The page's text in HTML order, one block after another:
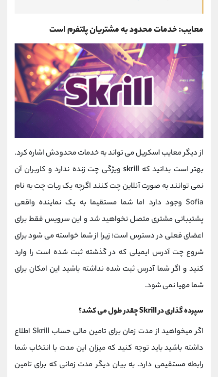
معایب: خدمات محدود به مشتریان پلتفرم است
از دیگر معایب اسکریل می تواند به خدمات محدودش اشاره کرد.
بهتر است بدانید که skrillویژگی چت زنده ندارد و کاربران آن
نمی توانند به صورت آنلاین چت کنند اگرچه یک ربات چت به نام
Sofia وجود دارد اما شما مستقیما به یک نماینده واقعی
پشتیبانی مشتری متصل نخواهید شد و این سرویس فقط برای
اعضای فعلی در دسترس است؛ زیرا از شما خواسته می شود برای
شروع چت آدرس ایمیلی که در گذشته ثبت شده است را وارد
کنید و اگر شما آدرس ثبت شده نداشته باشید این امکان برای
شما مهیا نمی شود.
سپرده‌ گذاری در Skrill چقدر طول می‌ کشد؟
اگر میخواهید از مدت زمان برای تامین مالی حساب Skrill اطلاع
داشته باشید باید توجه کنید که میزان این مدت با انتخاب شما
رابطه مستقیمی دارد. به بیان دیگر مدت زمانی که برای تامین